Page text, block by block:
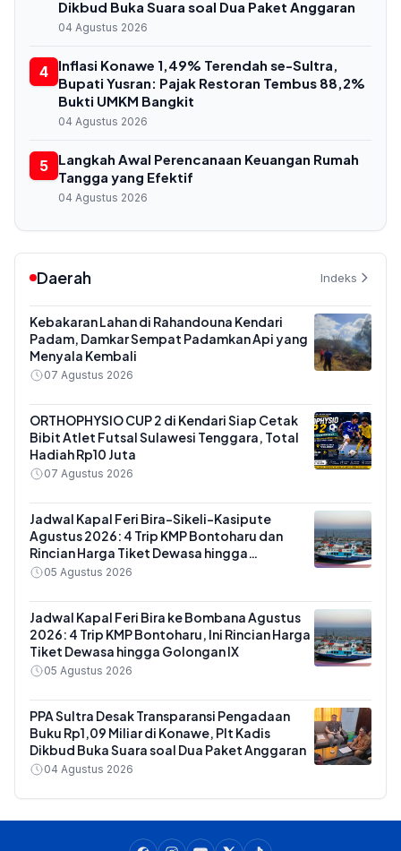
Dikbud Buka Suara soal Dua Paket Anggaran
04 Agustus 2026
4
Inflasi Konawe 1,49% Terendah se-Sultra,
Bupati Yusran: Pajak Restoran Tembus 88,2%
Bukti UMKM Bangkit
04 Agustus 2026
5
Langkah Awal Perencanaan Keuangan Rumah
Tangga yang Efektif
04 Agustus 2026
Daerah Indeks
Kebakaran Lahan di Rahandouna Kendari
Padam, Damkar Sempat Padamkan Api yang
Menyala Kembali
07 Agustus 2026
ORTHOPHYSIO CUP 2 di Kendari Siap Cetak
Bibit Atlet Futsal Sulawesi Tenggara, Total
Hadiah Rp10 Juta
07 Agustus 2026
Jadwal Kapal Feri Bira-Sikeli-Kasipute
Agustus 2026: 4 Trip KMP Bontoharu dan
Rincian Harga Tiket Dewasa hingga
Kendaraan Golongan IX
05 Agustus 2026
Jadwal Kapal Feri Bira ke Bombana Agustus
2026: 4 Trip KMP Bontoharu, Ini Rincian Harga
Tiket Dewasa hingga Golongan IX
05 Agustus 2026
PPA Sultra Desak Transparansi Pengadaan
Buku Rp1,09 Miliar di Konawe, Plt Kadis
Dikbud Buka Suara soal Dua Paket Anggaran
04 Agustus 2026